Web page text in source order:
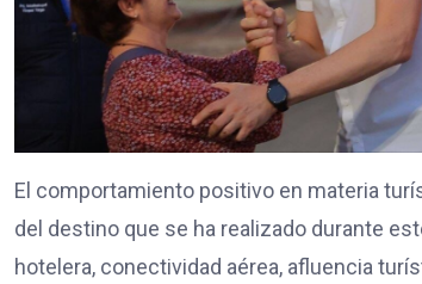
El comportamiento positivo en materia
del destino que se ha realizado durante
hotelera, conectividad aérea, afluencia